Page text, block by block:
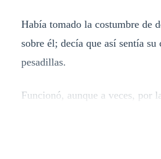
Había tomado la costumbre de
sobre él; decía que así sentía
pesadillas.
Funcionó, aunque a veces, por